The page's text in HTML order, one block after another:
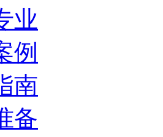
业
例
南
备